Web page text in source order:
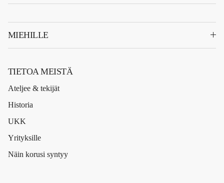
MIEHILLE
TIETOA MEISTÄ
Ateljee & tekijät
Historia
UKK
Yrityksille
Näin korusi syntyy